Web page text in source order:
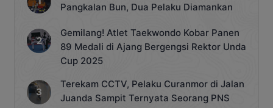
Pangkalan Bun, Dua Pelaku Diamankan
Gemilang! Atlet Taekwondo Kobar Panen
89 Medali di Ajang Bergengsi Rektor Unda
Cup 2025
Terekam CCTV, Pelaku Curanmor di Jalan
Juanda Sampit Ternyata Seorang PNS